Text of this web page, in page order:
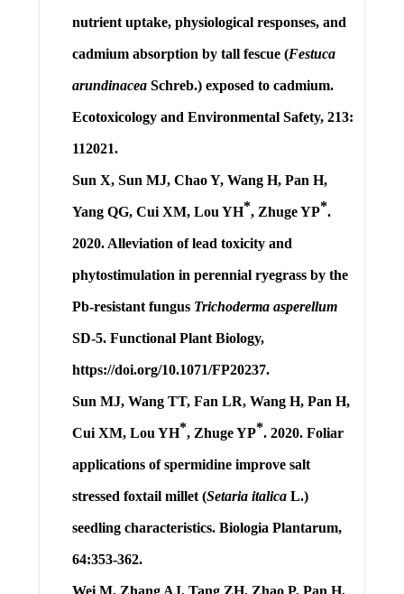
nutrient uptake, physiological responses, and
cadmium absorption by tall fescue (Festuca
arundinaceaSchreb.) exposed to cadmium.
Ecotoxicology and Environmental Safety, 213:
112021.
Sun X, Sun MJ, Chao Y, Wang H, Pan H,
Yang QG, Cui XM, Lou YH*, Zhuge YP*.
2020. Alleviation of lead toxicity and
phytostimulation in perennial ryegrass by the
Pb-resistant fungus Trichoderma asperellum
SD-5. Functional Plant Biology,
https://doi.org/10.1071/FP20237.
Sun MJ, Wang TT, Fan LR, Wang H, Pan H,
Cui XM, Lou YH*, Zhuge YP*. 2020. Foliar
applications of spermidine improve salt
stressed foxtail millet (Setaria italicaL.)
seedling characteristics. Biologia Plantarum,
64:353-362.